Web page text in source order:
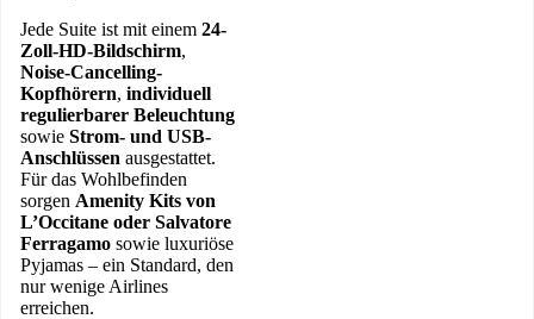
Jede Suite ist mit einem 24-
Zoll-HD-Bildschirm,
Noise-Cancelling-
Kopfhörern, individuell
regulierbarer Beleuchtung
sowie Strom- und USB-
Anschlüssen ausgestattet.
Für das Wohlbefinden
sorgen Amenity Kits von
L’Occitane oder Salvatore
Ferragamo sowie luxuriöse
Pyjamas – ein Standard, den
nur wenige Airlines
erreichen.